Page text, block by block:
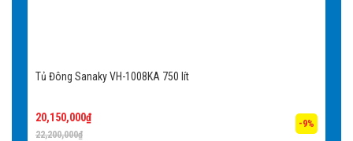
Tủ Đông Sanaky VH-1008KA 750 lít
22,200,000₫
20,150,000₫
-9%